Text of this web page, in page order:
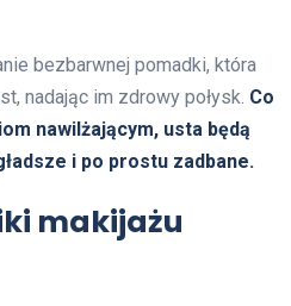
bezbarwnej pomadki, która
nadając im zdrowy połysk. Co
nawilżającym, usta będą
i po prostu zadbane.
makijażu